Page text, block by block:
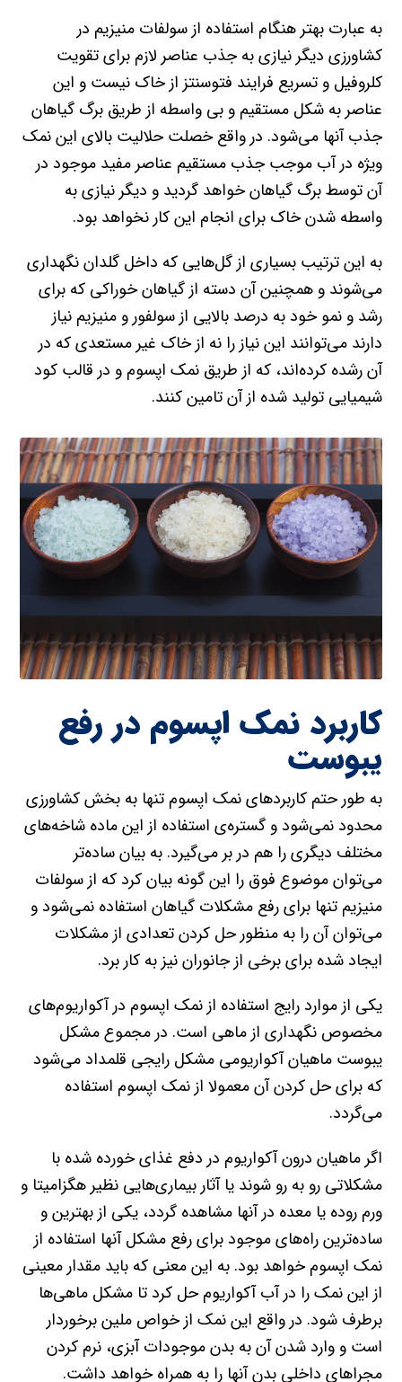
به عبارت بهتر هنگام استفاده از سولفات منیزیم در
کشاورزی دیگر نیازی به جذب عناصر لازم برای تقویت
کلروفیل و تسریع فرایند فتوسنتز از خاک نیست و این
عناصر به شکل مستقیم و بی واسطه از طریق برگ گیاهان
جذب آنها می‌شود. در واقع خصلت حلالیت بالای این نمک
ویژه در آب موجب جذب مستقیم عناصر مفید موجود در
آن توسط برگ گیاهان خواهد گردید و دیگر نیازی به
واسطه شدن خاک برای انجام این کار نخواهد بود.
به این ترتیب بسیاری از گل‌هایی که داخل گلدان نگهداری
می‌شوند و همچنین آن دسته از گیاهان خوراکی که برای
رشد و نمو خود به درصد بالایی از سولفور و منیزیم نیاز
دارند می‌توانند این نیاز را نه از خاک غیر مستعدی که در
آن رشده کرده‌اند، که از طریق نمک اپسوم و در قالب کود
شیمیایی تولید شده از آن تامین کنند.
کاربرد نمک اپسوم در رفع
یبوست
به طور حتم کاربردهای نمک اپسوم تنها به بخش کشاورزی
محدود نمی‌شود و گستر‌ه‌ی استفاده از این ماده شاخه‌های
مختلف دیگری را هم در بر می‌گیرد. به بیان ساده‌تر
می‌توان موضوع فوق را این گونه بیان کرد که از سولفات
منیزیم تنها برای رفع مشکلات گیاهان استفاده نمی‌شود و
می‌توان آن را به منظور حل کردن تعدادی از مشکلات
ایجاد شده برای برخی از جانوران نیز به کار برد.
یکی از موارد رایج استفاده از نمک اپسوم در آکواریوم‌های
مخصوص نگهداری از ماهی است. در مجموع مشکل
یبوست ماهیان آکواریومی مشکل رایجی قلمداد می‌شود
که برای حل کردن آن معمولا از نمک اپسوم استفاده
می‌گردد.
اگر ماهیان درون آکواریوم در دفع غذای خورده شده با
مشکلاتی رو به رو شوند یا آثار بیماری‌هایی نظیر هگزامیتا و
ورم روده یا معده در آنها مشاهده گردد، یکی از بهترین و
ساده‌ترین راه‌های موجود برای رفع مشکل آنها استفاده از
نمک اپسوم خواهد بود. به این معنی که باید مقدار معینی
از این نمک را در آب آکواریوم حل کرد تا مشکل ماهی‌ها
برطرف شود. در واقع این نمک از خواص ملین برخوردار
است و وارد شدن آن به بدن موجودات آبزی، نرم کردن
مجراهای داخلی بدن آنها را به همراه خواهد داشت.